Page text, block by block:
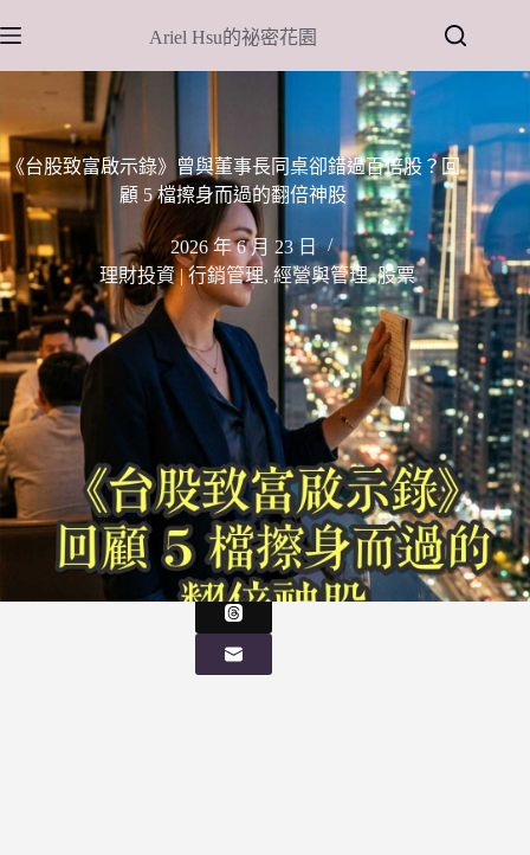
至
主
內
容
Ariel Hsu的祕密花園
《台股致富啟示錄》曾與董事長同桌卻錯過百倍股？回
顧 5 檔擦身而過的翻倍神股
2026 年 6 月 23 日
理財投資 | 行銷管理, 經營與管理,股票